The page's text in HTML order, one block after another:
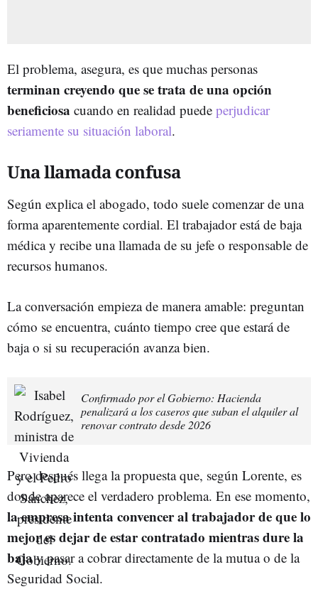
El problema, asegura, es que muchas personas
terminan creyendo que se trata de una opción
beneficiosa cuando en realidad puede perjudicar
seriamente su situación laboral.
Una llamada confusa
Según explica el abogado, todo suele comenzar de una
forma aparentemente cordial. El trabajador está de baja
médica y recibe una llamada de su jefe o responsable de
recursos humanos.
La conversación empieza de manera amable: preguntan
cómo se encuentra, cuánto tiempo cree que estará de
baja o si su recuperación avanza bien.
Confirmado por el Gobierno: Hacienda
penalizará a los caseros que suban el alquiler al
renovar contrato desde 2026
Pero después llega la propuesta que, según Lorente, es
donde aparece el verdadero problema. En ese momento,
la empresa intenta convencer al trabajador de que lo
mejor es dejar de estar contratado mientras dure la
bajay pasar a cobrar directamente de la mutua o de la
Seguridad Social.